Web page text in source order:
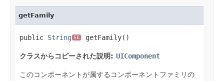
getFamily
public String SE getFamily()
クラスからコピーされた説明: UIComponent
このコンポーネントが属するコンポーネントファミリの